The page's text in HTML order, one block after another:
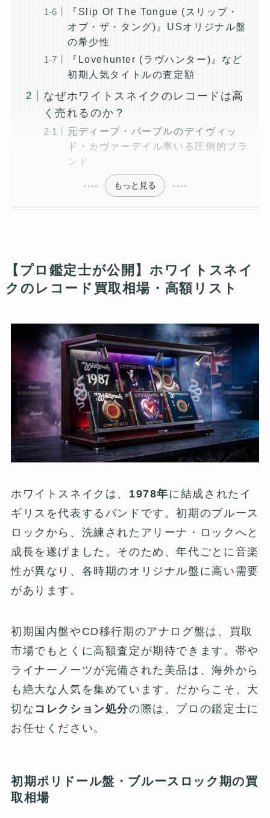
『Slip Of The Tongue (スリップ・
オブ・ザ・タング)』USオリジナル盤
の希少性
『Lovehunter (ラヴハンター)』など
初期人気タイトルの査定額
なぜホワイトスネイクのレコードは高
く売れるのか？
元ディープ・パープルのデイヴィッ
ド・カヴァーデイル率いる圧倒的ブラ
ンド
もっと見る
【プロ鑑定士が公開】ホワイトスネイ
クのレコード買取相場・高額リスト
ホワイトスネイクは、 1978年に結成されたイ
ギリスを代表するバンドです。初期のブルース
ロックから、洗練されたアリーナ・ロックへと
成長を遂げました。そのため、年代ごとに音楽
性が異なり、各時期のオリジナル盤に高い需要
があります。
初期国内盤やCD移行期のアナログ盤は、買取
市場でもとくに高額査定が期待できます。帯や
ライナーノーツが完備された美品は、海外から
も絶大な人気を集めています。だからこそ、大
切な コレクション処分の際は、プロの鑑定士に
お任せください。
初期ポリドール盤・ブルースロック期の買
取相場